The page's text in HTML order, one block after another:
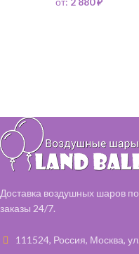
Доставка воздушных шаров
заказы 24/7.
111524, Россия, Москва,